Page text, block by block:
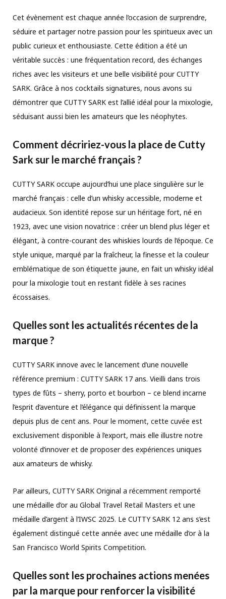
Cet évènement est chaque année l’occasion de surprendre,
séduire et partager notre passion pour les spiritueux avec un
public curieux et enthousiaste. Cette édition a été un
véritable succès : une fréquentation record, des échanges
riches avec les visiteurs et une belle visibilité pour CUTTY
SARK. Grâce à nos cocktails signatures, nous avons su
démontrer que CUTTY SARK est l’allié idéal pour la mixologie,
séduisant aussi bien les amateurs que les néophytes.
Comment décririez-vous la place de Cutty
Sark sur le marché français ?
CUTTY SARK occupe aujourd’hui une place singulière sur le
marché français : celle d’un whisky accessible, moderne et
audacieux. Son identité repose sur un héritage fort, né en
1923, avec une vision novatrice : créer un blend plus léger et
élégant, à contre-courant des whiskies lourds de l’époque. Ce
style unique, marqué par la fraîcheur, la finesse et la couleur
emblématique de son étiquette jaune, en fait un whisky idéal
pour la mixologie tout en restant fidèle à ses racines
écossaises.
Quelles sont les actualités récentes de la
marque ?
CUTTY SARK innove avec le lancement d’une nouvelle
référence premium : CUTTY SARK 17 ans. Vieilli dans trois
types de fûts – sherry, porto et bourbon – ce blend incarne
l’esprit d’aventure et l’élégance qui définissent la marque
depuis plus de cent ans. Pour le moment, cette cuvée est
exclusivement disponible à l’export, mais elle illustre notre
volonté d’innover et de proposer des expériences uniques
aux amateurs de whisky.
Par ailleurs, CUTTY SARK Original a récemment remporté
une médaille d’or au Global Travel Retail Masters et une
médaille d’argent à l’IWSC 2025. Le CUTTY SARK 12 ans s’est
également distingué cette année avec une médaille d’or à la
San Francisco World Spirits Competition.
Quelles sont les prochaines actions menées
par la marque pour renforcer la visibilité